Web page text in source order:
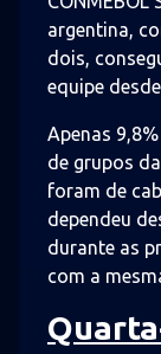
argentina,
dois,
equipe
Apenas
de grupos
foram de
dependeu
durante as
com a